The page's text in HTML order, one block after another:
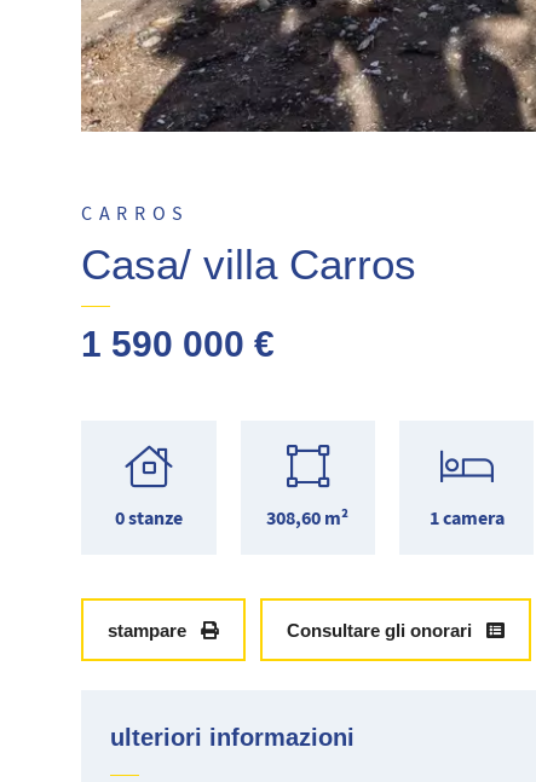
CARROS
Casa/ villa Carros
1 590 000 €
0 stanze 308,60 m² 1 camera
stampare Consultare gli onorari
ulteriori informazioni